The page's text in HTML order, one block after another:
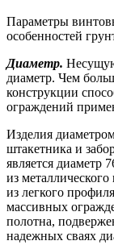
Параметры
особенностей
Диаметр.
диаметр. Чем
конструкции
ограждений
Изделия
штакетника и
является
из
из легкого
массивных
полотна,
надежных сваях